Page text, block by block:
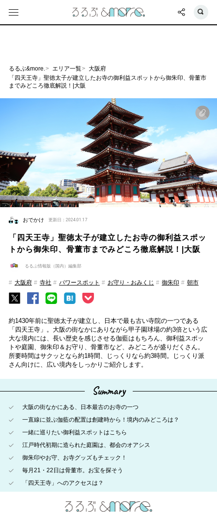
るるぶ&more. エリア一覧
大阪府
「四天王寺」聖徳太子が建立したお寺の御利益スポットから御朱印、骨董市
までみどころ徹底解説！|大阪
おでかけ 更新日：2024.01.17
「四天王寺」聖徳太子が建立したお寺の御利益スポッ
トから御朱印、骨董市までみどころ徹底解説！|大阪
るるぶ情報版（国内）編集部
大阪府 寺社 パワースポット お守り・おみくじ 御朱印 朝市
約1430年前に聖徳太子が建立し、日本で最も古い寺院の一つである
「四天王寺」。大阪の街なかにありながら甲子園球場の約3倍という広
大な境内には、長い歴史を感じさせる伽藍はもちろん、御利益スポッ
トや庭園、御朱印＆お守り、骨董市など、みどころが盛りだくさん。
所要時間はサクッとなら約1時間、じっくりなら約3時間。じっくり派
さん向けに、広い境内をしっかりご紹介します。
Summary
大阪の街なかにある、日本最古のお寺の一つ
一直線に並ぶ伽藍の配置は創建時から！境内のみどころは？
一緒に巡りたい御利益スポットはこちら
江戸時代初期に造られた庭園は、都会のオアシス
御朱印やお守、お寺グッズもチェック！
毎月21・22日は骨董市。お宝を探そう
「四天王寺」へのアクセスは？